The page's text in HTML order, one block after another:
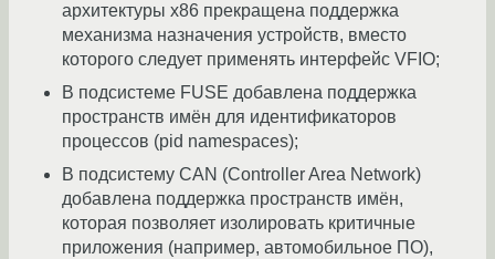
архитектуры x86 прекращена поддержка
механизма назначения устройств, вместо
которого следует применять интерфейс VFIO;
В подсистеме FUSE добавлена поддержка
пространств имён для идентификаторов
процессов (pid namespaces);
В подсистему CAN (Controller Area Network)
добавлена поддержка пространств имён,
которая позволяет изолировать критичные
приложения (например, автомобильное ПО),